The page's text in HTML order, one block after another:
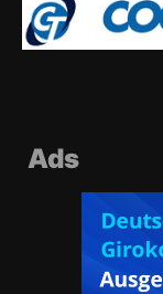
Ads